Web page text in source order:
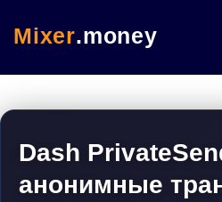
Mixer.money
Dash
анонимные